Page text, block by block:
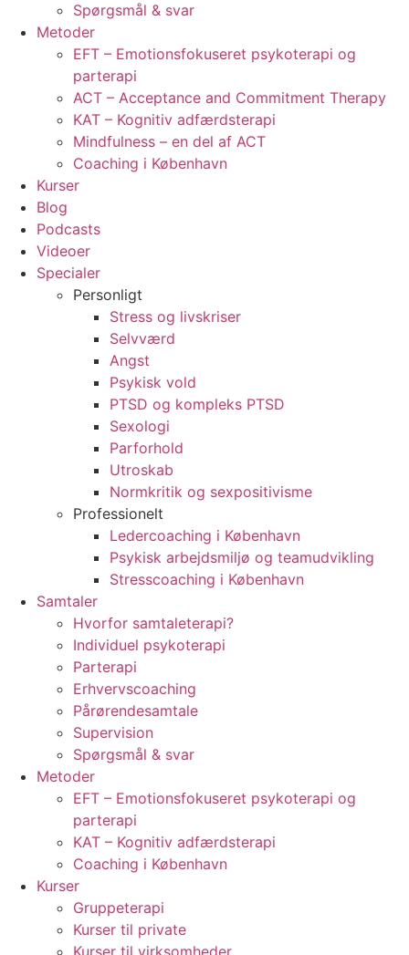
Spørgsmål & svar
Metoder
EFT – Emotionsfokuseret psykoterapi og
parterapi
ACT – Acceptance and Commitment Therapy
KAT – Kognitiv adfærdsterapi
Mindfulness – en del af ACT
Coaching i København
Kurser
Blog
Podcasts
Videoer
Specialer
Personligt
Stress og livskriser
Selvværd
Angst
Psykisk vold
PTSD og kompleks PTSD
Sexologi
Parforhold
Utroskab
Normkritik og sexpositivisme
Professionelt
Ledercoaching i København
Psykisk arbejdsmiljø og teamudvikling
Stresscoaching i København
Samtaler
Hvorfor samtaleterapi?
Individuel psykoterapi
Parterapi
Erhvervscoaching
Pårørendesamtale
Supervision
Spørgsmål & svar
Metoder
EFT – Emotionsfokuseret psykoterapi og
parterapi
KAT – Kognitiv adfærdsterapi
Coaching i København
Kurser
Gruppeterapi
Kurser til private
Kurser til virksomheder